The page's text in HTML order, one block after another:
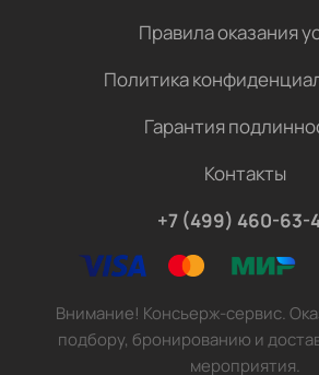
Правила оказания
Политика
Гарантия
Контакты
+7 (499) 460-63-
Внимание! Консьерж-сервис.
подбору, бронированию и
мероприятия.